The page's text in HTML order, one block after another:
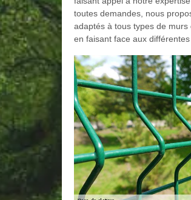
toutes demandes, nous
adaptés à tous types de
en faisant face aux différentes